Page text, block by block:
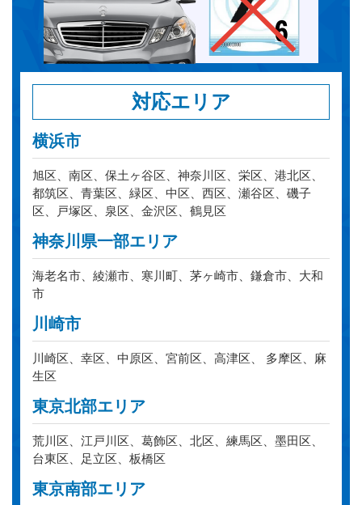
対応エリア
横浜市
旭区、南区、保土ヶ谷区、神奈川区、栄区、港北区、
都筑区、青葉区、緑区、中区、西区、瀬谷区、磯子
区、戸塚区、泉区、金沢区、鶴見区
神奈川県一部エリア
海老名市、綾瀬市、寒川町、茅ヶ崎市、鎌倉市、大和
市
川崎市
川崎区、幸区、中原区、宮前区、高津区、 多摩区、麻
生区
東京北部エリア
荒川区、江戸川区、葛飾区、北区、練馬区、墨田区、
台東区、足立区、板橋区
東京南部エリア